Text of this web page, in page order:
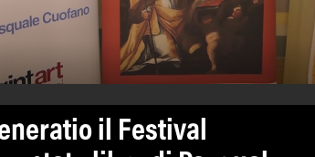
il Festival